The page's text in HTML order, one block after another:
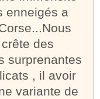
enneigés a
des
surprenantes
, il avoir
variante de